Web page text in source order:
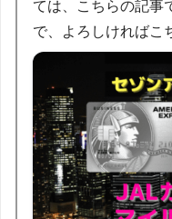
ては、こちらの記事
で、よろしければこ